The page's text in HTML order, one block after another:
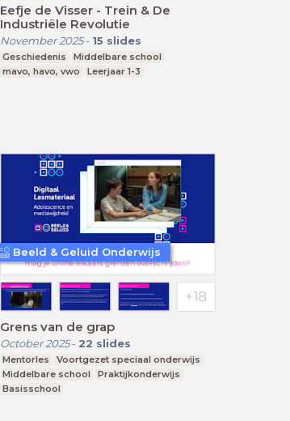
Eefje de Visser - Trein & De
Industriële Revolutie
November 2025- 15 slides
Geschiedenis
Middelbare school
mavo, havo, vwo
Leerjaar 1-3
Grens van de grap
October 2025- 22 slides
Mentorles
Voortgezet speciaal onderwijs
Middelbare school
Praktijkonderwijs
Basisschool
Beeld & Geluid Onderwijs